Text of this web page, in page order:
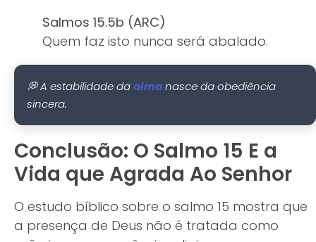
Salmos 15.5b (ARC)
Quem faz isto nunca será abalado.
💭 A estabilidade da alma nasce da obediência
sincera.
Conclusão: O Salmo 15 E a
Vida que Agrada Ao Senhor
O estudo bíblico sobre o salmo 15 mostra que
a presença de Deus não é tratada como